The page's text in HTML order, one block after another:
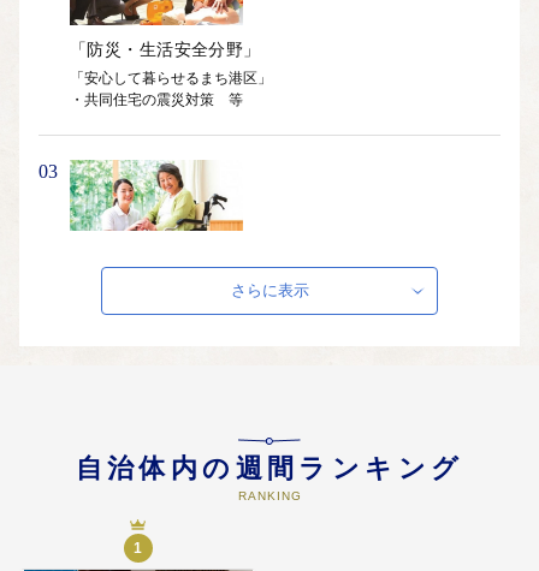
「防災・生活安全分野」
「安心して暮らせるまち港区」
・共同住宅の震災対策　等
03
「保健福祉・健康分野」
「誰もが心豊かにいきいきと暮らす港区へ」
「環境分野」
「環境にやさしい都心・港区へ」
さらに表示
自治体内の週間ランキング
RANKING
1